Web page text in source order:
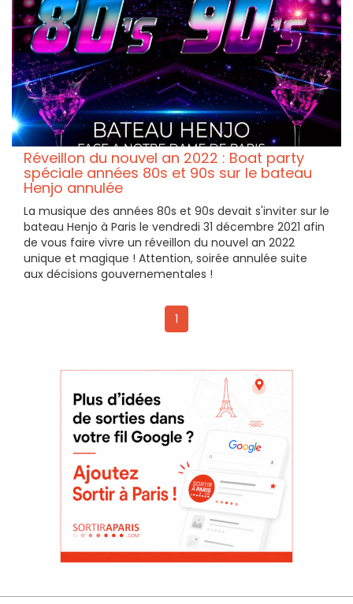
Réveillon du nouvel an 2022 : Boat party
spéciale années 80s et 90s sur le bateau
Henjo annulée
La musique des années 80s et 90s devait s'inviter sur le
bateau Henjo à Paris le vendredi 31 décembre 2021 afin
de vous faire vivre un réveillon du nouvel an 2022
unique et magique ! Attention, soirée annulée suite
aux décisions gouvernementales !
1